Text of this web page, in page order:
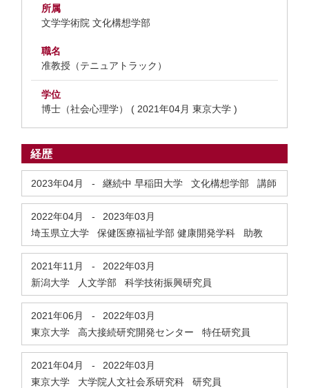
所属
文学学術院 文化構想学部
職名
准教授（テニュアトラック）
学位
博士（社会心理学） ( 2021年04月 東京大学 )
経歴
2023年04月 - 継続中 早稲田大学 文化構想学部 講師
2022年04月 -
2023年03月
埼玉県立大学 保健医療福祉学部 健康開発学科 助教
2021年11月 -
2022年03月
新潟大学 人文学部 科学技術振興研究員
2021年06月 -
2022年03月
東京大学 高大接続研究開発センター 特任研究員
2021年04月 -
2022年03月
東京大学 大学院人文社会系研究科 研究員